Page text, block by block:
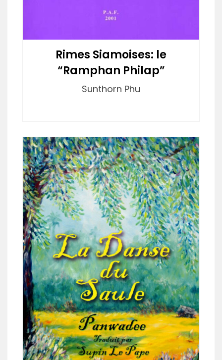
Rimes Siamoises: le
“Ramphan Philap”
Sunthorn Phu